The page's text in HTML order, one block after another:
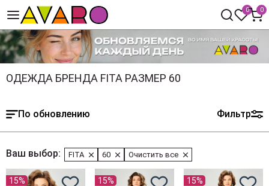
0 0
ОДЕЖДА БРЕНДА FITA РАЗМЕР 60
По обновлению Фильтр
Ваш выбор: FITA 60 Очистить все
15% 15% 15%